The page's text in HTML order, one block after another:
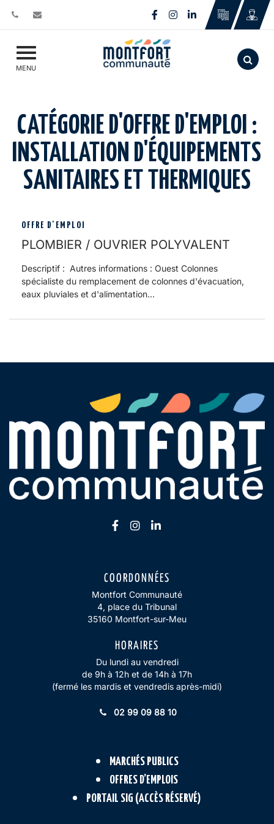
Lien vers le compte
Lien vers le compte
Lien vers le
MENU Aller
CATÉGORIE D'OFFRE D'EMPLOI :
INSTALLATION D'ÉQUIPEMENTS
SANITAIRES ET THERMIQUES
OFFRE D'EMPLOI
PLOMBIER / OUVRIER POLYVALENT
Descriptif : Autres informations : Ouest Colonnes
spécialiste du remplacement de colonnes d'évacuation,
eaux pluviales et d'alimentation...
Lien vers le compte Facebook
Lien vers le compte
Lien vers le compte
COORDONNÉES
Montfort Communauté
4, place du Tribunal
35160 Montfort-sur-Meu
HORAIRES
Du lundi au vendredi
de 9h à 12h et de 14h à 17h
(fermé les mardis et vendredis après-midi)
02 99 09 88 10
MARCHÉS PUBLICS
OFFRES D’EMPLOIS
PORTAIL SIG (ACCÈS RÉSERVÉ)